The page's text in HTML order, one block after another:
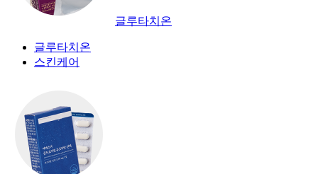
글루타치온
글루타치온
스킨케어